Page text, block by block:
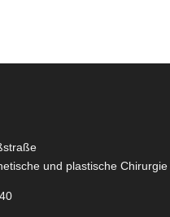
und plastische Chirurgie